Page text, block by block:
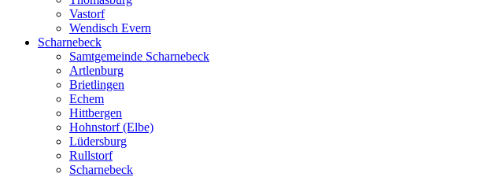
Vastorf
Wendisch Evern
Scharnebeck
Samtgemeinde Scharnebeck
Artlenburg
Brietlingen
Echem
Hittbergen
Hohnstorf (Elbe)
Lüdersburg
Rullstorf
Scharnebeck